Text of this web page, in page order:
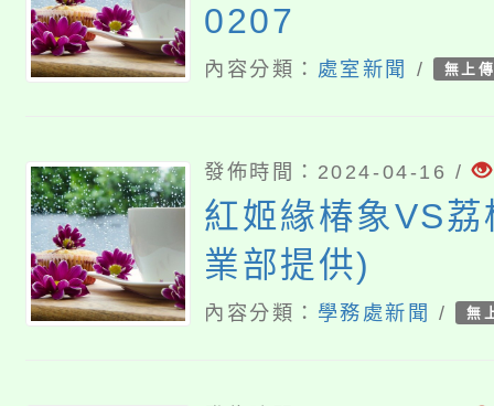
0207
內容分類： 處室新聞 / 無上
發佈時間：2024-04-16 /
紅姬緣椿象VS
業部提供)
內容分類： 學務處新聞 / 無